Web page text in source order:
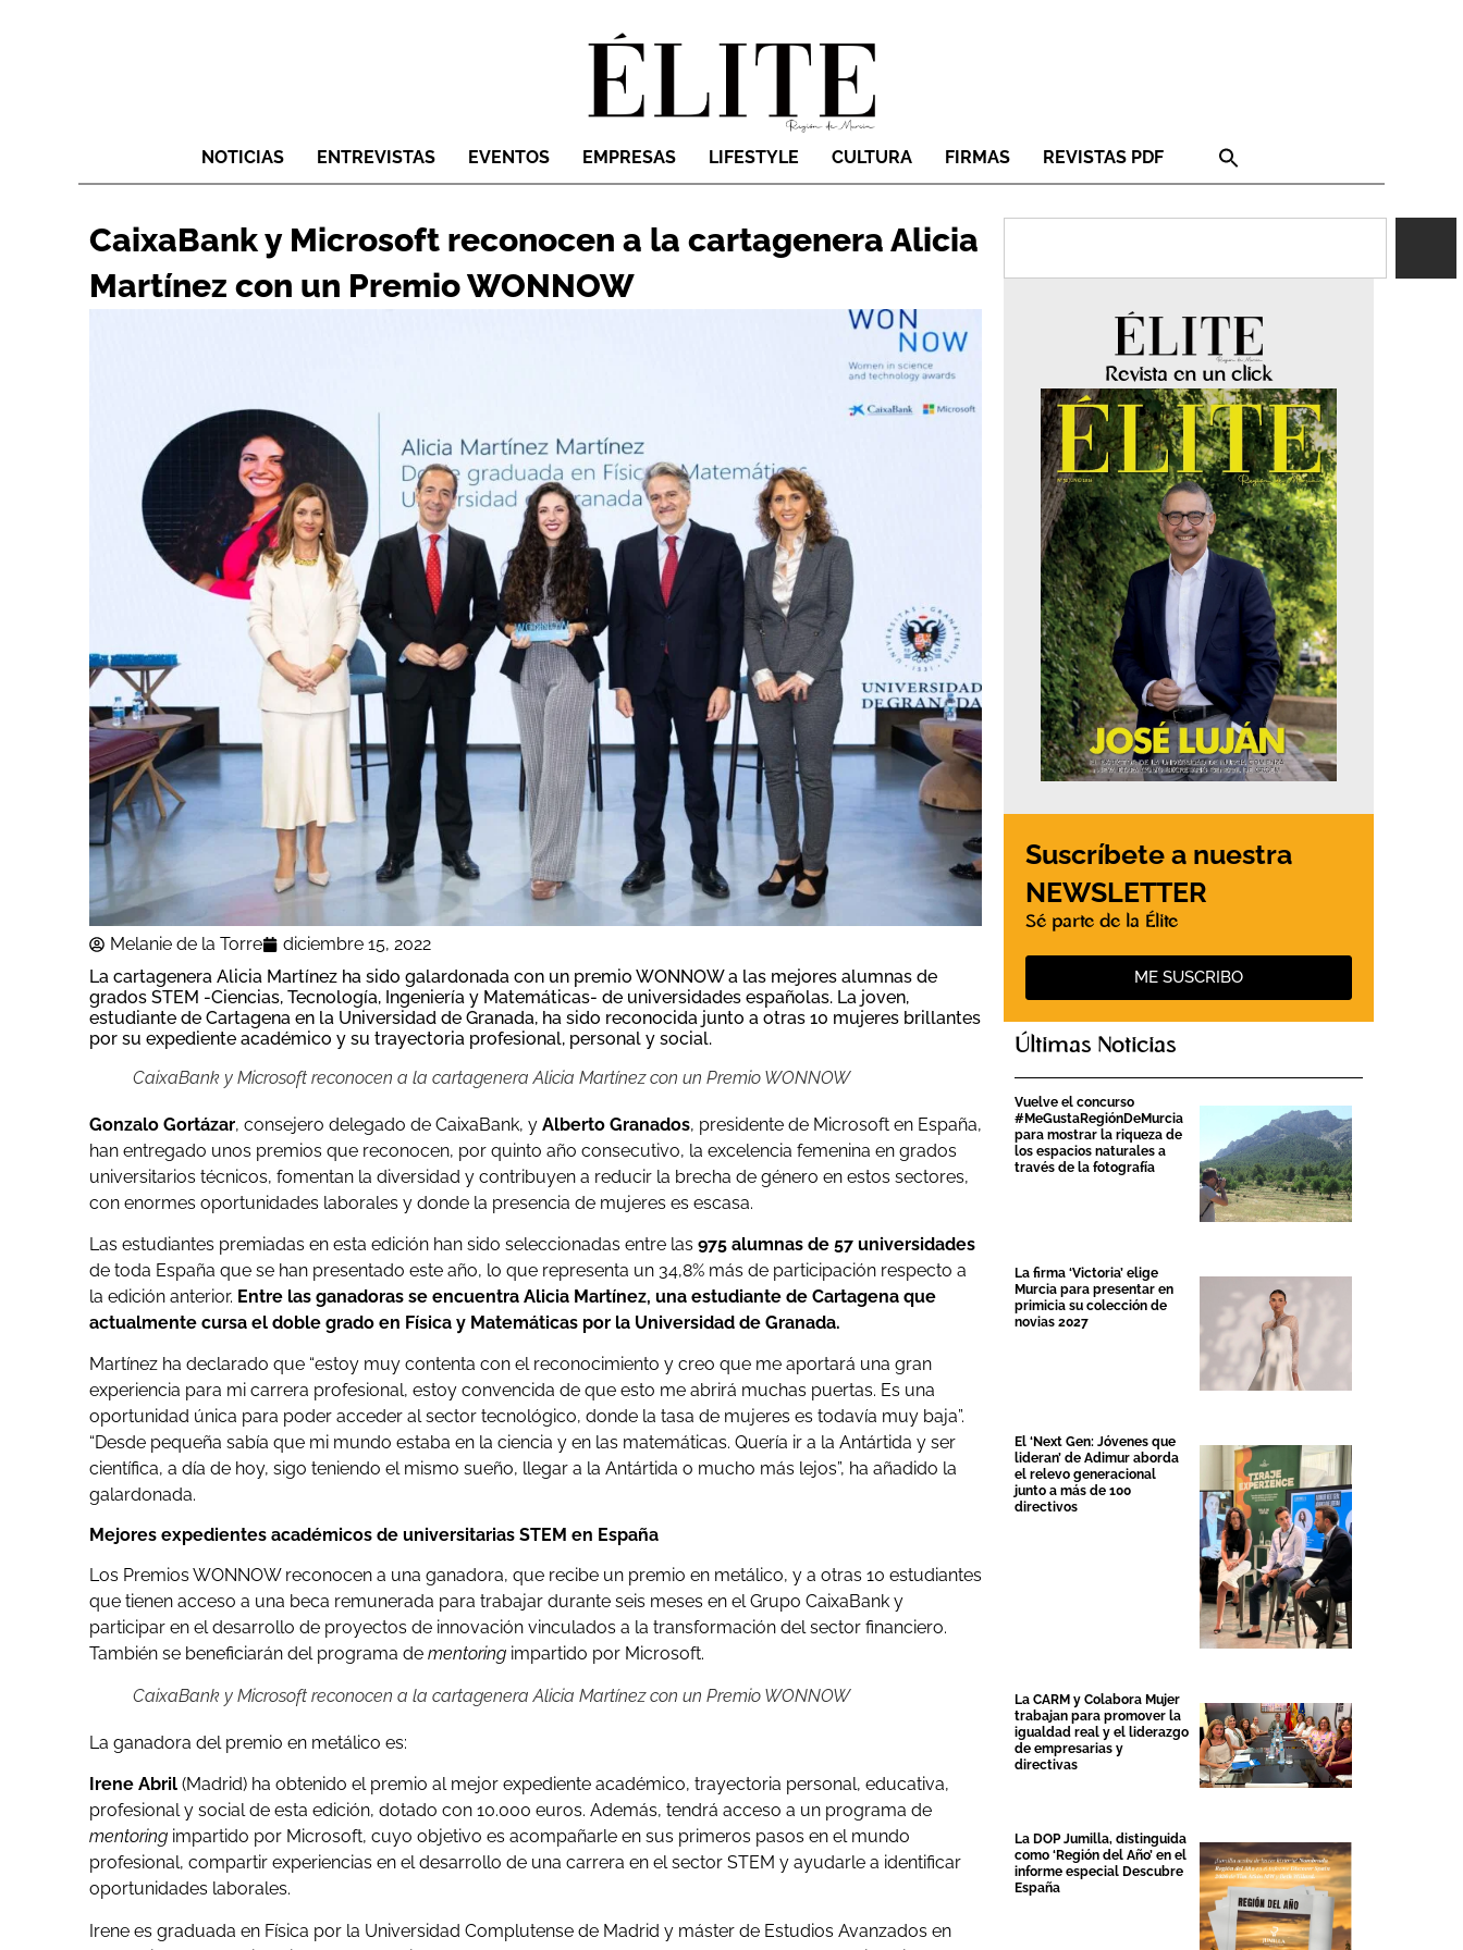
NOTICIAS ENTREVISTAS EVENTOS EMPRESAS LIFESTYLE CULTURA FIRMAS REVISTAS PDF
CaixaBank y Microsoft reconocen a la cartagenera Alicia
Martínez con un Premio WONNOW
Melanie de la Torre
diciembre 15, 2022
La cartagenera Alicia Martínez ha sido galardonada con un premio WONNOW a las mejores alumnas de
grados STEM -Ciencias, Tecnología, Ingeniería y Matemáticas- de universidades españolas. La joven,
estudiante de Cartagena en la Universidad de Granada, ha sido reconocida junto a otras 10 mujeres brillantes
por su expediente académico y su trayectoria profesional, personal y social.
CaixaBank y Microsoft reconocen a la cartagenera Alicia Martínez con un Premio WONNOW
Gonzalo Gortázar, consejero delegado de CaixaBank, y Alberto Granados, presidente de Microsoft en España,
han entregado unos premios que reconocen, por quinto año consecutivo, la excelencia femenina en grados
universitarios técnicos, fomentan la diversidad y contribuyen a reducir la brecha de género en estos sectores,
con enormes oportunidades laborales y donde la presencia de mujeres es escasa.
Las estudiantes premiadas en esta edición han sido seleccionadas entre las 975 alumnas de 57 universidades
de toda España que se han presentado este año, lo que representa un 34,8% más de participación respecto a
la edición anterior. Entre las ganadoras se encuentra Alicia Martínez, una estudiante de Cartagena que
actualmente cursa el doble grado en Física y Matemáticas por la Universidad de Granada.
Martínez ha declarado que “estoy muy contenta con el reconocimiento y creo que me aportará una gran
experiencia para mi carrera profesional, estoy convencida de que esto me abrirá muchas puertas. Es una
oportunidad única para poder acceder al sector tecnológico, donde la tasa de mujeres es todavía muy baja”.
“Desde pequeña sabía que mi mundo estaba en la ciencia y en las matemáticas. Quería ir a la Antártida y ser
científica, a día de hoy, sigo teniendo el mismo sueño, llegar a la Antártida o mucho más lejos”, ha añadido la
galardonada.
Mejores expedientes académicos de universitarias STEM en España
Los Premios WONNOW reconocen a una ganadora, que recibe un premio en metálico, y a otras 10 estudiantes
que tienen acceso a una beca remunerada para trabajar durante seis meses en el Grupo CaixaBank y
participar en el desarrollo de proyectos de innovación vinculados a la transformación del sector financiero.
También se beneficiarán del programa de mentoring impartido por Microsoft.
CaixaBank y Microsoft reconocen a la cartagenera Alicia Martínez con un Premio WONNOW
La ganadora del premio en metálico es:
Irene Abril (Madrid) ha obtenido el premio al mejor expediente académico, trayectoria personal, educativa,
profesional y social de esta edición, dotado con 10.000 euros. Además, tendrá acceso a un programa de
mentoring impartido por Microsoft, cuyo objetivo es acompañarle en sus primeros pasos en el mundo
profesional, compartir experiencias en el desarrollo de una carrera en el sector STEM y ayudarle a identificar
oportunidades laborales.
Irene es graduada en Física por la Universidad Complutense de Madrid y máster de Estudios Avanzados en
Revista en un click
Suscríbete a nuestra
NEWSLETTER
Sé parte de la Élite
ME SUSCRIBO
Últimas Noticias
Vuelve el concurso
#MeGustaRegiónDeMurcia
para mostrar la riqueza de
los espacios naturales a
través de la fotografía
La firma ‘Victoria’ elige
Murcia para presentar en
primicia su colección de
novias 2027
El ‘Next Gen: Jóvenes que
lideran’ de Adimur aborda
el relevo generacional
junto a más de 100
directivos
La CARM y Colabora Mujer
trabajan para promover la
igualdad real y el liderazgo
de empresarias y
directivas
La DOP Jumilla, distinguida
como ‘Región del Año’ en el
informe especial Descubre
España